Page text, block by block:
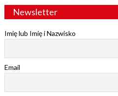
Newsletter
Imię lub Imię i Nazwisko
Email